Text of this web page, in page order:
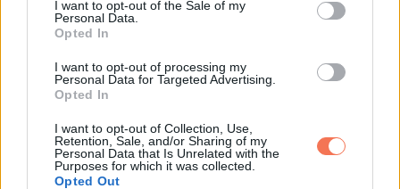
I want to opt-out of the Sale of my
Personal Data.
Opted In
I want to opt-out of processing my
Personal Data for Targeted Advertising.
Opted In
I want to opt-out of Collection, Use,
Retention, Sale, and/or Sharing of my
Personal Data that Is Unrelated with the
Purposes for which it was collected.
Opted Out
Jelek lehetnek:
-erősebb szorongás, ingerlékenység
-fokozott gyanakvás, félelem